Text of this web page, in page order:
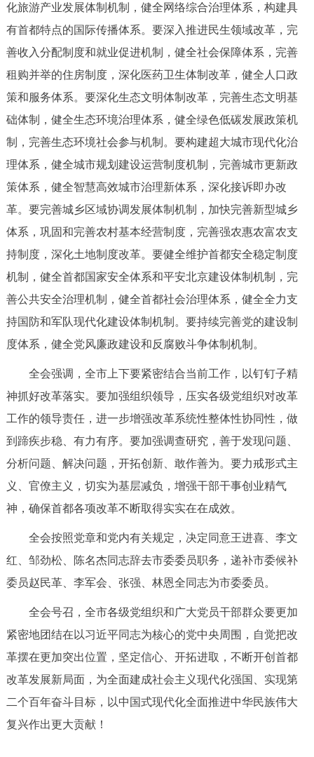
化旅游产业发展体制机制，健全网络综合治理体系，构建具
有首都特点的国际传播体系。要深入推进民生领域改革，完
善收入分配制度和就业促进机制，健全社会保障体系，完善
租购并举的住房制度，深化医药卫生体制改革，健全人口政
策和服务体系。要深化生态文明体制改革，完善生态文明基
础体制，健全生态环境治理体系，健全绿色低碳发展政策机
制，完善生态环境社会参与机制。要构建超大城市现代化治
理体系，健全城市规划建设运营制度机制，完善城市更新政
策体系，健全智慧高效城市治理新体系，深化接诉即办改
革。要完善城乡区域协调发展体制机制，加快完善新型城乡
体系，巩固和完善农村基本经营制度，完善强农惠农富农支
持制度，深化土地制度改革。要健全维护首都安全稳定制度
机制，健全首都国家安全体系和平安北京建设体制机制，完
善公共安全治理机制，健全首都社会治理体系，健全全力支
持国防和军队现代化建设体制机制。要持续完善党的建设制
度体系，健全党风廉政建设和反腐败斗争体制机制。
全会强调，全市上下要紧密结合当前工作，以钉钉子精
神抓好改革落实。要加强组织领导，压实各级党组织对改革
工作的领导责任，进一步增强改革系统性整体性协同性，做
到蹄疾步稳、有力有序。要加强调查研究，善于发现问题、
分析问题、解决问题，开拓创新、敢作善为。要力戒形式主
义、官僚主义，切实为基层减负，增强干部干事创业精气
神，确保首都各项改革不断取得实实在在成效。
全会按照党章和党内有关规定，决定同意王进喜、李文
红、邹劲松、陈名杰同志辞去市委委员职务，递补市委候补
委员赵民革、李军会、张强、林恩全同志为市委委员。
全会号召，全市各级党组织和广大党员干部群众要更加
紧密地团结在以习近平同志为核心的党中央周围，自觉把改
革摆在更加突出位置，坚定信心、开拓进取，不断开创首都
改革发展新局面，为全面建成社会主义现代化强国、实现第
二个百年奋斗目标，以中国式现代化全面推进中华民族伟大
复兴作出更大贡献！